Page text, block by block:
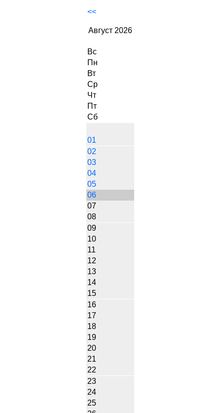
<<
Август 2026
Вс
Пн
Вт
Ср
Чт
Пт
Сб
01
02
03
04
05
06
07
08
09
10
11
12
13
14
15
16
17
18
19
20
21
22
23
24
25